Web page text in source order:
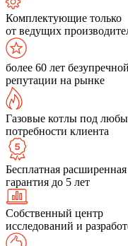
Комплектующие только
от ведущих
более 60 лет безупречной
репутации на рынке
Газовые котлы под
потребности клиента
Бесплатная расширенная
гарантия до 5 лет
Собственный центр
исследований и